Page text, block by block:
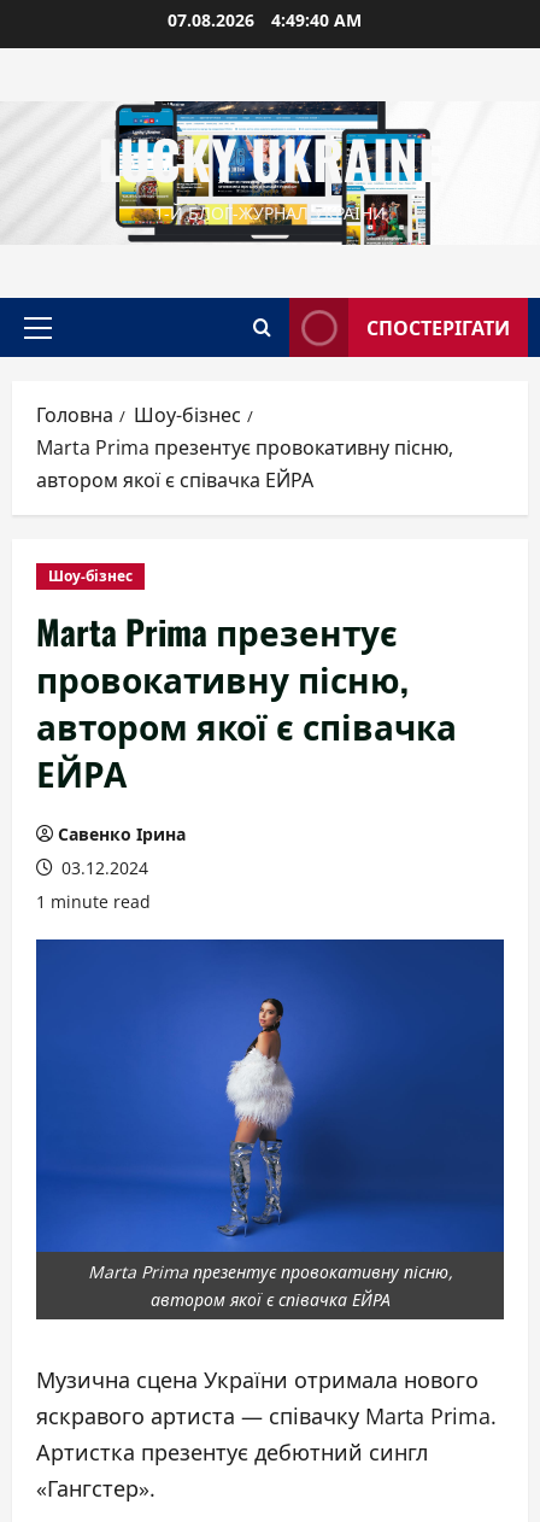
до
07.08.2026 4:49:42 AM
LUCKY UKRAINE
1-Й БЛОГ-ЖУРНАЛ УКРАЇНИ
Головне
СПОСТЕРІГАТИ
Головна
Шоу-бізнес
Marta Prima презентує провокативну пісню,
автором якої є співачка ЕЙРА
Шоу-бізнес
Marta Prima презентує
провокативну пісню,
автором якої є співачка
ЕЙРА
Савенко Ірина
03.12.2024
1 minute read
Marta Prima презентує провокативну пісню,
автором якої є співачка ЕЙРА
Музична сцена України отримала нового
яскравого артиста — співачку Marta Prima.
Артистка презентує дебютний сингл
«Гангстер».